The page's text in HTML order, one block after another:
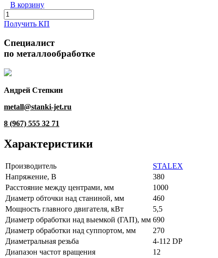
В корзину
Получить КП
Специалист
по металлообработке
Андрей Степкин
metall@stanki-jet.ru
8 (967) 555 32 71
Характеристики
Производитель
STALEX
Напряжение, В
380
Расстояние между центрами, мм
1000
Диаметр обточки над станиной, мм
460
Мощность главного двигателя, кВт
5,5
Диаметр обработки над выемкой (ГАП), мм 690
Диаметр обработки над суппортом, мм
270
Диаметральная резьба
4-112 DP
Диапазон частот вращения
12